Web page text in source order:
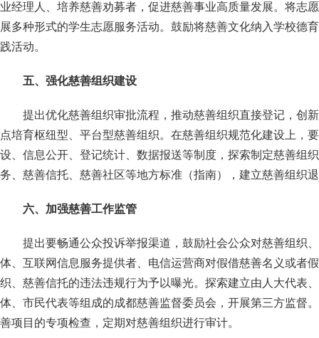
业经理人、培养慈善劝募者，促进慈善事业高质量发展。将志
展多种形式的学生志愿服务活动。鼓励将慈善文化纳入学校德
践活动。
五、强化慈善组织建设
提出优化慈善组织审批流程，推动慈善组织直接登记，创
点培育枢纽型、平台型慈善组织。在慈善组织规范化建设上，
设、信息公开、登记统计、数据报送等制度，探索制定慈善组
务、慈善信托、慈善社区等地方标准（指南），建立慈善组织
六、加强慈善工作监管
提出要畅通公众投诉举报渠道，鼓励社会公众对慈善组织
体、互联网信息服务提供者、电信运营商对假借慈善名义或者
织、慈善信托的违法违规行为予以曝光。探索建立由人大代表
体、市民代表等组成的成都慈善监督委员会，开展第三方监督
善项目的专项检查，定期对慈善组织进行审计。